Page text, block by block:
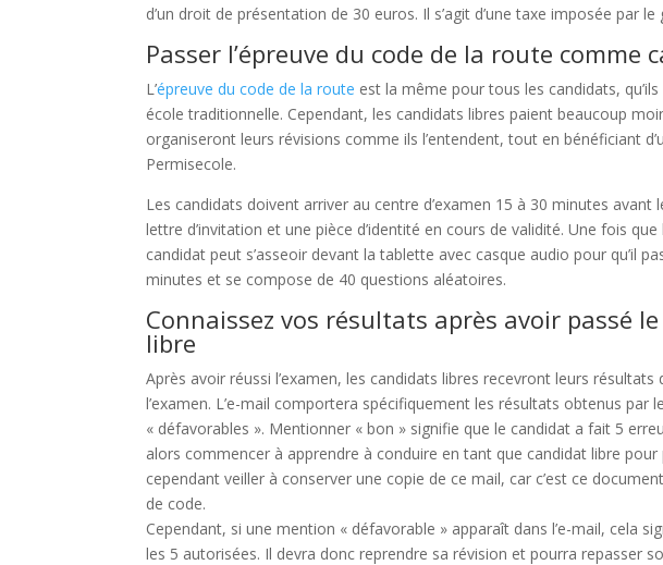
d’un droit de présentation de 30 euros. Il s’agit d’une taxe imposée par
Passer l’épreuve du code de la route comme
L’épreuve du code de la route est la même pour tous les candidats,
école traditionnelle. Cependant, les candidats libres paient beaucoup
organiseront leurs révisions comme ils l’entendent, tout en bénéficiant
Permisecole.
Les candidats doivent arriver au centre d’examen 15 à 30 minutes
lettre d’invitation et une pièce d’identité en cours de validité. Une fois
candidat peut s’asseoir devant la tablette avec casque audio pour qu’il
minutes et se compose de 40 questions aléatoires.
Connaissez vos résultats après avoir passé
libre
Après avoir réussi l’examen, les candidats libres recevront leurs résultats
l’examen. L’e-mail comportera spécifiquement les résultats obtenus par
« défavorables ». Mentionner « bon » signifie que le candidat a fait 5
alors commencer à apprendre à conduire en tant que candidat libre
cependant veiller à conserver une copie de ce mail, car c’est ce
de code.
Cependant, si une mention « défavorable » apparaît dans l’e-mail, cela
les 5 autorisées. Il devra donc reprendre sa révision et pourra repasser